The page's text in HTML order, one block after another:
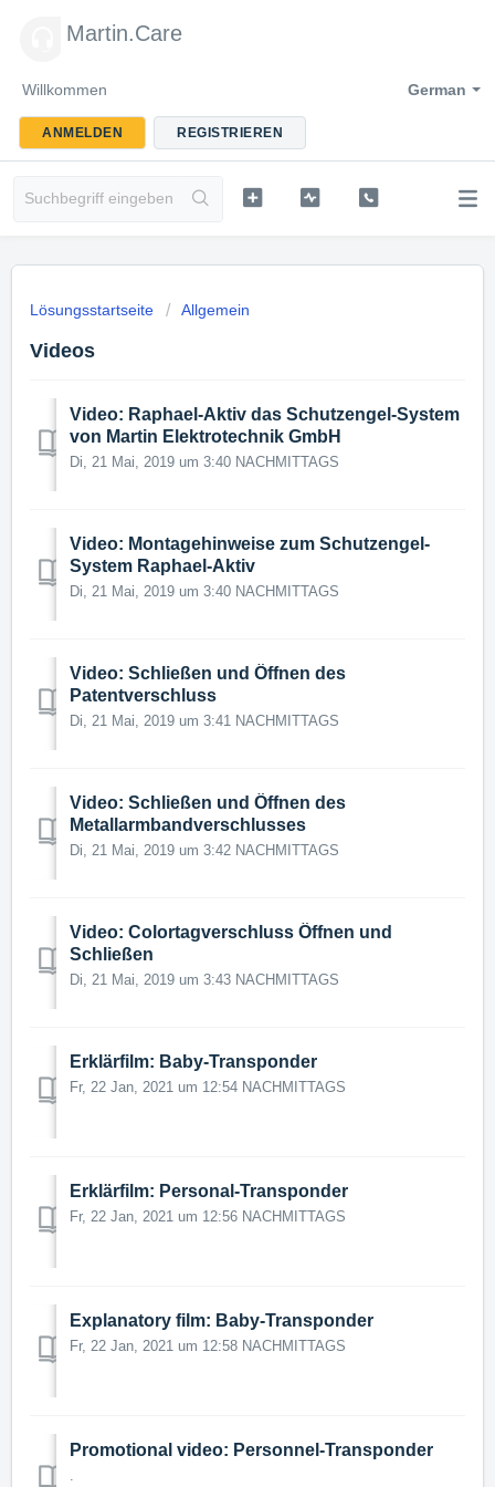
Martin.Care
German
Willkommen
ANMELDEN REGISTRIEREN
Lösungsstartseite Allgemein
Videos
Video: Raphael-Aktiv das Schutzengel-System
von Martin Elektrotechnik GmbH
Di, 21 Mai, 2019 um 3:40 NACHMITTAGS
Video: Montagehinweise zum Schutzengel-
System Raphael-Aktiv
Di, 21 Mai, 2019 um 3:40 NACHMITTAGS
Video: Schließen und Öffnen des
Patentverschluss
Di, 21 Mai, 2019 um 3:41 NACHMITTAGS
Video: Schließen und Öffnen des
Metallarmbandverschlusses
Di, 21 Mai, 2019 um 3:42 NACHMITTAGS
Video: Colortagverschluss Öffnen und
Schließen
Di, 21 Mai, 2019 um 3:43 NACHMITTAGS
Erklärfilm: Baby-Transponder
Fr, 22 Jan, 2021 um 12:54 NACHMITTAGS
Erklärfilm: Personal-Transponder
Fr, 22 Jan, 2021 um 12:56 NACHMITTAGS
Explanatory film: Baby-Transponder
Fr, 22 Jan, 2021 um 12:58 NACHMITTAGS
Promotional video: Personnel-Transponder
.